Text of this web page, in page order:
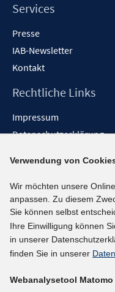
Services
Presse
IAB-Newsletter
Kontakt
Rechtliche Links
Impressum
Datenschutzerklärung
Barrieren melden
Social-Media-Kanäle
BlueSky
YouTube
LinkedIn
kununu
Verwendung von
Wir möchten unsere
anpassen. Zu diesem
Sie können selbst
Ihre Einwilligung können
in unserer
finden Sie in unserer
Webanalysetool Matomo